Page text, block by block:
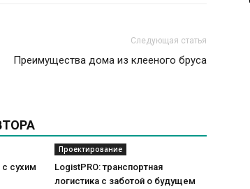
Следующая статья
Преимущества дома из клееного бруса
сухим
Проектирование
LogistPRO: транспортная
логистика с заботой о будущем